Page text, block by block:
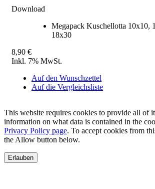
Download
Megapack Kuschellotta 10x10,
18x30
8,90 €
Inkl. 7% MwSt.
Auf den Wunschzettel
Auf die Vergleichsliste
This website requires cookies to provide all of
information on what data is contained in the
Privacy Policy page. To accept cookies from
the Allow button below.
Erlauben